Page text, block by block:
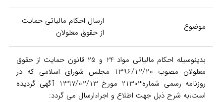
موضوع
ارسال احکام مالیاتی حمایت
از حقوق معلولان
بدینوسیله احکام مالیاتی مواد 24 و 25 قانون حمایت از حقوق
معلولان مصوب 1396/12/20 مجلس شورای اسلامی که در
روزنامه رسمی شماره21303 مورخ 1397/02/13 آگهی گردیده
است،به شرح ذبل جهت اطلاع و اجراءارسال می گردد: